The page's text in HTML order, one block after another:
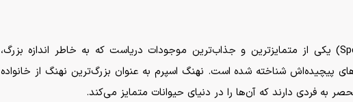
نهنگ اسپرم (Sperm whale) یکی از متمایزترین و جذاب‌ترین موجودات دریاست که به خاطر اندازه بزرگ،
پیچیده‌اش شناخته شده است. نهنگ اسپرم به عنوان بزرگ‌ترین نهنگ از خانواده
به فردی دارند که آن‌ها را در دنیای حیوانات متمایز می‌کند.